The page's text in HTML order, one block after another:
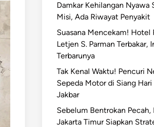
Damkar Kehilangan Nyawa
Misi, Ada Riwayat Penyakit
Suasana Mencekam! Hotel
Letjen S. Parman Terbakar,
Terbarunya
Tak Kenal Waktu! Pencuri
Sepeda Motor di Siang Hari
Jakbar
Sebelum Bentrokan Pecah,
Jakarta Timur Siapkan